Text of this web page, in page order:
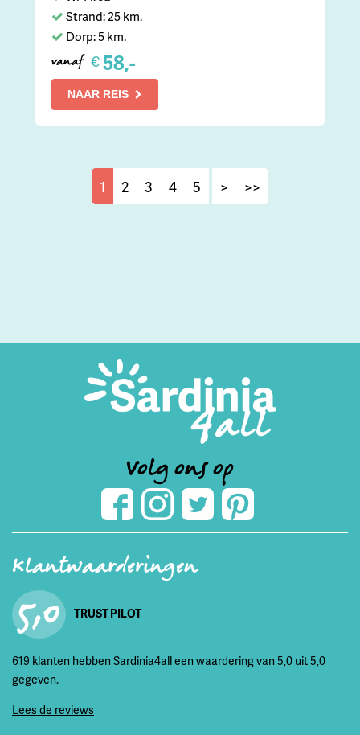
Strand: 25 km.
Dorp: 5 km.
vanaf €58,-
NAAR REIS
1 2 3 4 5 > >>
Volg ons op
Klantwaarderingen
5,0 TRUST PILOT
619 klanten hebben Sardinia4all een waardering van 5,0 uit 5,0
gegeven.
Lees de reviews